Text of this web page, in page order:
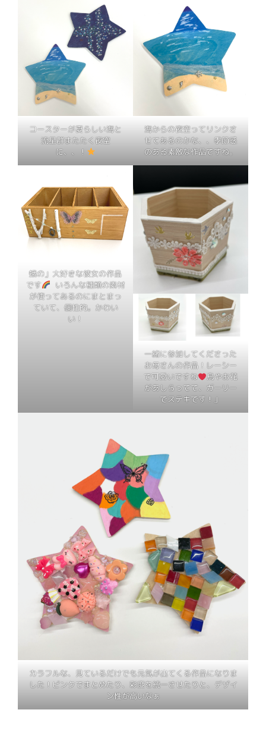
コースターが夏らしい海と
流星群またたく夜空
に、、！
海からの夜空ってリンクさ
せてあるのかな、、季節感
のある素敵な作品ですね。
蛾の」大好きな彼女の作品
です
いろんな種類の素材
が使ってあるのにまとまっ
ていて、個性的。かわい
い！
一緒に参加してくださった
お母さんの作品！レーシー
で可愛いですね
鳥やお花
があしらってて、ガーリー
でステキです！」
カラフルな、見ているだけでも元気が出てくる作品になりま
した！ピンクでまとめたり、彩度を統一させたりと、デザイ
ン性が高いなぁ